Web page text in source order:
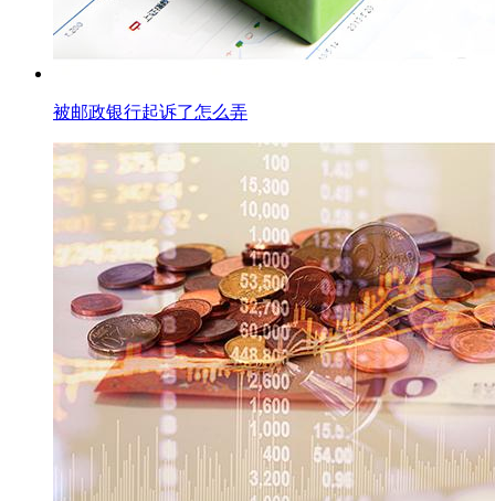
被邮政银行起诉了怎么弄